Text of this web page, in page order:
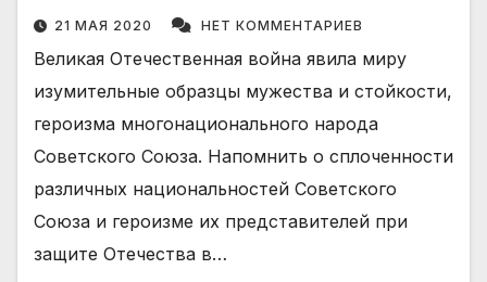
21 МАЯ 2020 НЕТ КОММЕНТАРИЕВ
Великая Отечественная война явила миру
изумительные образцы мужества и стойкости,
героизма многонационального народа
Советского Союза. Напомнить о сплоченности
различных национальностей Советского
Союза и героизме их представителей при
защите Отечества в…